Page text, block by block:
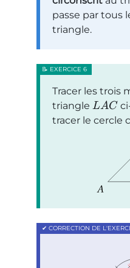
passe par tous
triangle.
Tracer les trois
triangle LAC
tracer le cercle